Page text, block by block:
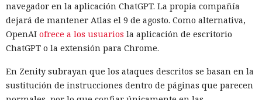
navegador en la aplicación ChatGPT. La propia compañía
dejará de mantener Atlas el 9 de agosto. Como alternativa,
OpenAI ofrece a los usuarios la aplicación de escritorio
ChatGPT o la extensión para Chrome.
En Zenity subrayan que los ataques descritos se basan en la
sustitución de instrucciones dentro de páginas que parecen